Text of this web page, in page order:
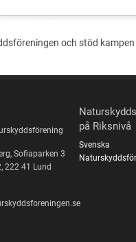
och stöd
Sofiaparken 3
222 41 Lund
på Riksnivå
Svenska